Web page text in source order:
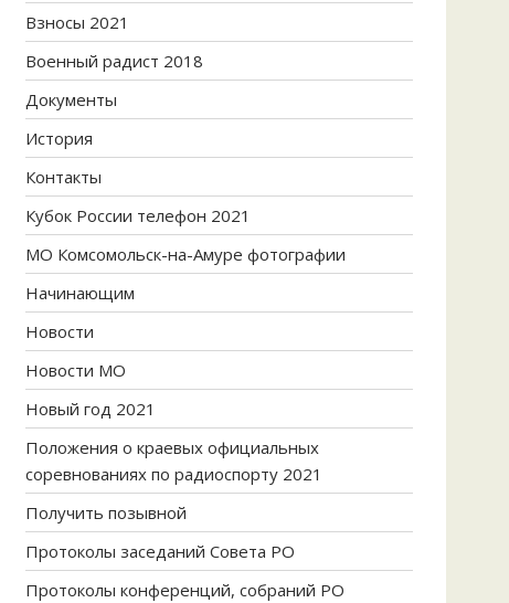
Взносы 2021
Военный радист 2018
Документы
История
Контакты
Кубок России телефон 2021
МО Комсомольск-на-Амуре фотографии
Начинающим
Новости
Новости МО
Новый год 2021
Положения о краевых официальных
соревнованиях по радиоспорту 2021
Получить позывной
Протоколы заседаний Совета РО
Протоколы конференций, собраний РО